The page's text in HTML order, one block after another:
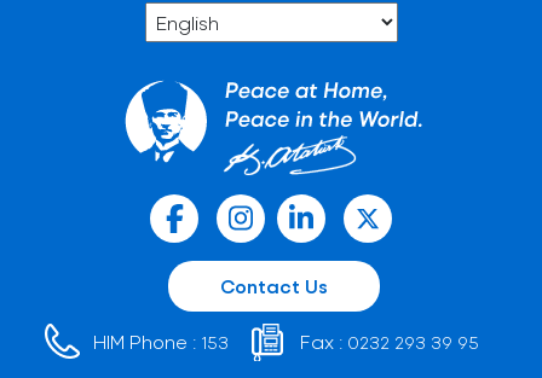
Contact Us
HIM Phone : 153 Fax : 0232 293 39 95